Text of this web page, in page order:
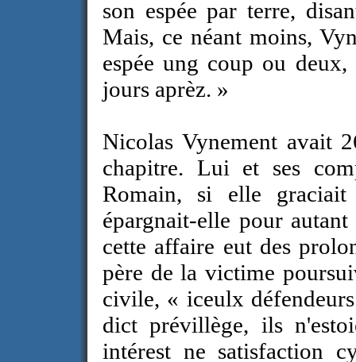
son espée par terre,
Mais, ce néant moins,
espée ung coup ou
jours aprèz. »
Nicolas Vynement avait
chapitre. Lui et ses
Romain, si elle
épargnait-elle pour
cette affaire eut des
père de la victime
civile, « iceulx
dict prévillège, ils
intérest ne satisfaction